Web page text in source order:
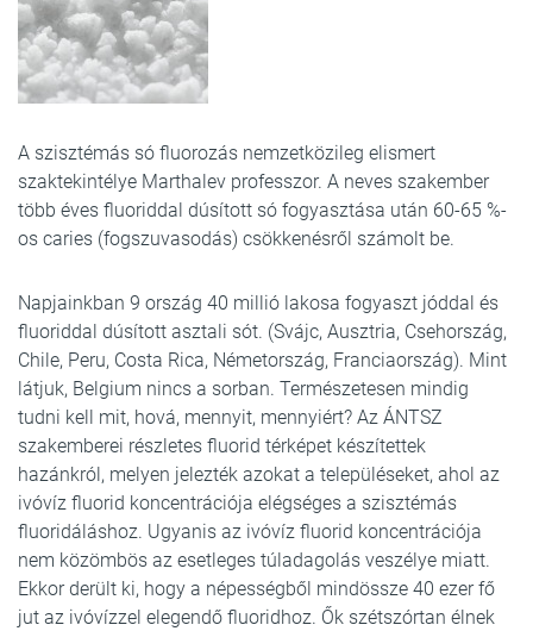
A szisztémás só fluorozás nemzetközileg elismert
szaktekintélye Marthalev professzor. A neves szakember
több éves fluoriddal dúsított só fogyasztása után 60-65 %-
os caries (fogszuvasodás) csökkenésről számolt be.
Napjainkban 9 ország 40 millió lakosa fogyaszt jóddal és
fluoriddal dúsított asztali sót. (Svájc, Ausztria, Csehország,
Chile, Peru, Costa Rica, Németország, Franciaország). Mint
látjuk, Belgium nincs a sorban. Természetesen mindig
tudni kell mit, hová, mennyit, mennyiért? Az ÁNTSZ
szakemberei részletes fluorid térképet készítettek
hazánkról, melyen jelezték azokat a településeket, ahol az
ivóvíz fluorid koncentrációja elégséges a szisztémás
fluoridáláshoz. Ugyanis az ivóvíz fluorid koncentrációja
nem közömbös az esetleges túladagolás veszélye miatt.
Ekkor derült ki, hogy a népességből mindössze 40 ezer fő
jut az ivóvízzel elegendő fluoridhoz. Ők szétszórtan élnek